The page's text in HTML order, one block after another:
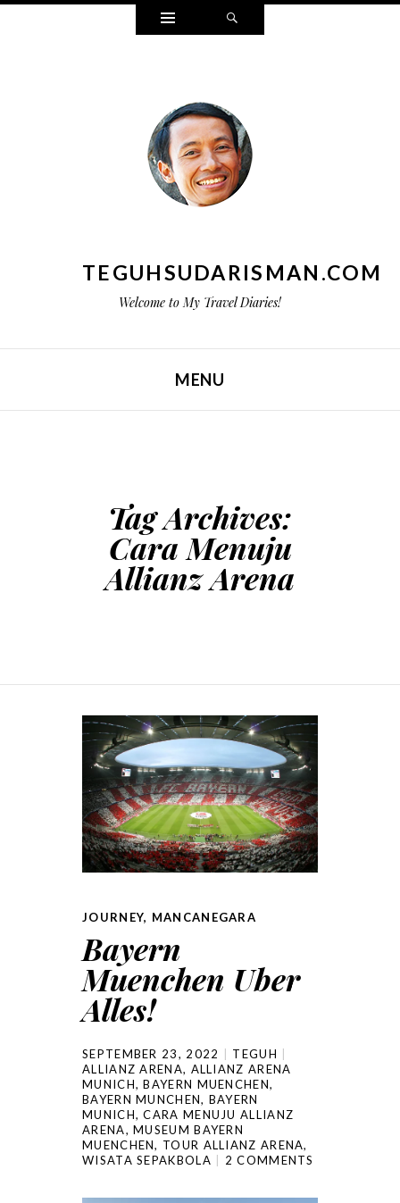
Widgets
TEGUHSUDARISMAN.COM
Welcome to My Travel Diaries!
MENU
Tag Archives:
Cara Menuju
Allianz Arena
JOURNEY, MANCANEGARA
Bayern
Muenchen Uber
Alles!
SEPTEMBER 23, 2022
TEGUH
ALLIANZ ARENA, ALLIANZ ARENA
MUNICH,BAYERN MUENCHEN,
BAYERN MUNCHEN, BAYERN
MUNICH,CARA MENUJU ALLIANZ
ARENA,MUSEUM BAYERN
MUENCHEN, TOUR ALLIANZ ARENA,
WISATA SEPAKBOLA
2 COMMENTS